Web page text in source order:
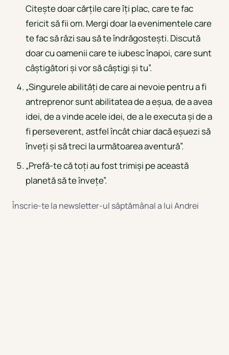
Citește doar cărțile care îți plac, care te fac
fericit să fii om. Mergi doar la evenimentele care
te fac să râzi sau să te îndrăgostești. Discută
doar cu oamenii care te iubesc înapoi, care sunt
câștigători și vor să câștigi și tu”.
„Singurele abilități de care ai nevoie pentru a fi
antreprenor sunt abilitatea de a eșua, de a avea
idei, de a vinde acele idei, de a le executa și de a
fi perseverent, astfel încât chiar dacă eșuezi să
înveți și să treci la următoarea aventură”.
„Prefă-te că toți au fost trimiși pe această
planetă să te învețe”.
Înscrie-te la newsletter-ul săptămânal a lui Andrei